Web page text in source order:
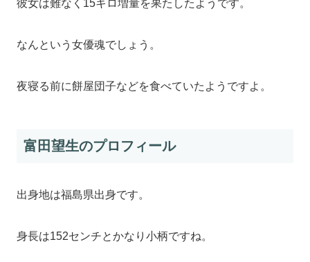
彼女は難なく15キロ増量を果たしたようです。
なんという女優魂でしょう。
夜寝る前に餅屋団子などを食べていたようですよ。
富田望生のプロフィール
出身地は福島県出身です。
身長は152センチとかなり小柄ですね。